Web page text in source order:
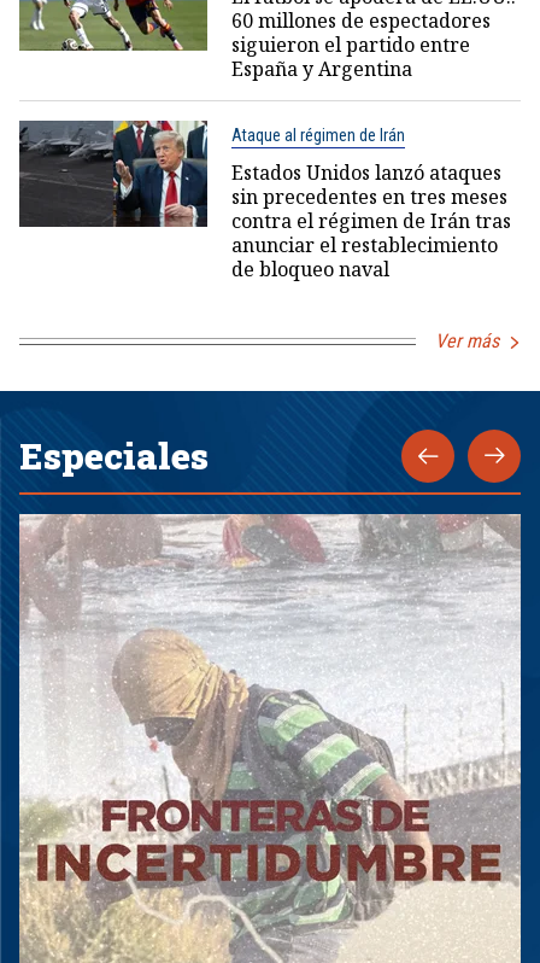
60 millones de espectadores
siguieron el partido entre
España y Argentina
Ataque al régimen de Irán
Estados Unidos lanzó ataques
sin precedentes en tres meses
contra el régimen de Irán tras
anunciar el restablecimiento
de bloqueo naval
Ver más
Especiales